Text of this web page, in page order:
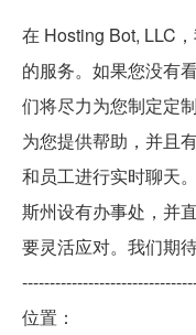
在 Hosting Bot, LLC
的服务。如果您没有
们将尽力为您制定定
为您提供帮助，并且
和员工进行实时聊天
斯州设有办事处，并
要灵活应对。我们期
位置：